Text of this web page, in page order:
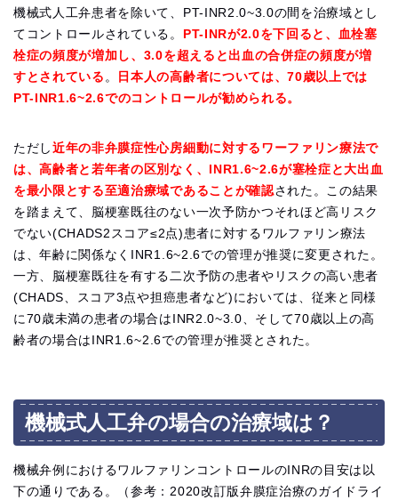
機械式人工弁患者を除いて、PT-INR2.0~3.0の間を治療域とし
てコントロールされている。 PT-INRが2.0を下回ると、血栓塞
栓症の頻度が増加し、3.0を超えると出血の合併症の頻度が増
すとされている 。
日本人の高齢者については、70歳以上では
PT-INR1.6~2.6でのコントロールが勧められる。
ただし近年の非弁膜症性心房細動に対するワーファリン療法で
は、高齢者と若年者の区別なく、INR1.6~2.6が塞栓症と大出血
を最小限とする至適治療域であることが確認された。この結果
を踏まえて、脳梗塞既往のない一次予防かつそれほど高リスク
でない(CHADS2スコア≤2点)患者に対するワルファリン療法
は、年齢に関係なくINR1.6~2.6での管理が推奨に変更された。
一方、脳梗塞既往を有する二次予防の患者やリスクの高い患者
(CHADS、スコア3点や担癌患者など)においては、従来と同様
に70歳未満の患者の場合はINR2.0~3.0、そして70歳以上の高
齢者の場合はINR1.6~2.6での管理が推奨とされた。
機械式人工弁の場合の治療域は？
機械弁例におけるワルファリンコントロールのINRの目安は以
下の通りである。（参考：2020改訂版弁膜症治療のガイドライ